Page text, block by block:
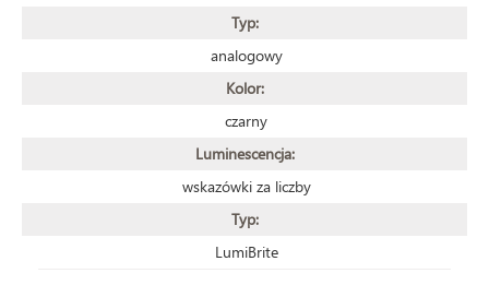
Typ:
analogowy
Kolor:
czarny
Luminescencja:
wskazówki za liczby
Typ:
LumiBrite